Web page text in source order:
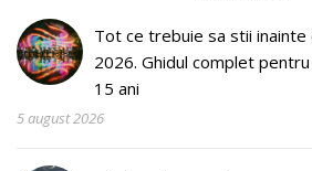
Tot ce trebuie sa stii inainte
2026. Ghidul complet
15 ani
5 august 2026